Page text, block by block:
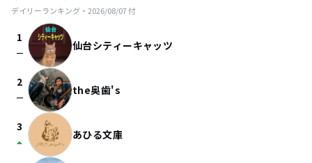
デイリーランキング・ 2026/08/07付
1
check_indeterminate_small 仙台シティーキャッツ
2
check_indeterminate_small the奥歯's
3
arrow_drop_up あひる文庫